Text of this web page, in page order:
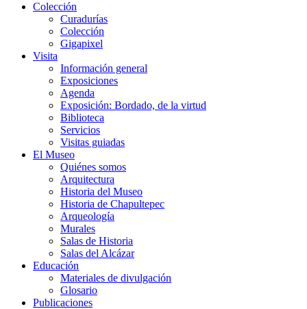
Colección
Curadurías
Colección
Gigapixel
Visita
Información general
Exposiciones
Agenda
Exposición: Bordado, de la virtud
Biblioteca
Servicios
Visitas guiadas
El Museo
Quiénes somos
Arquitectura
Historia del Museo
Historia de Chapultepec
Arqueología
Murales
Salas de Historia
Salas del Alcázar
Educación
Materiales de divulgación
Glosario
Publicaciones